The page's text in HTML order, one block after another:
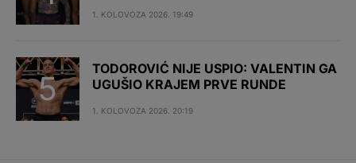
1. KOLOVOZA 2026. 19:49
TODOROVIĆ NIJE USPIO: VALENTIN GA
UGUŠIO KRAJEM PRVE RUNDE
1. KOLOVOZA 2026. 20:19